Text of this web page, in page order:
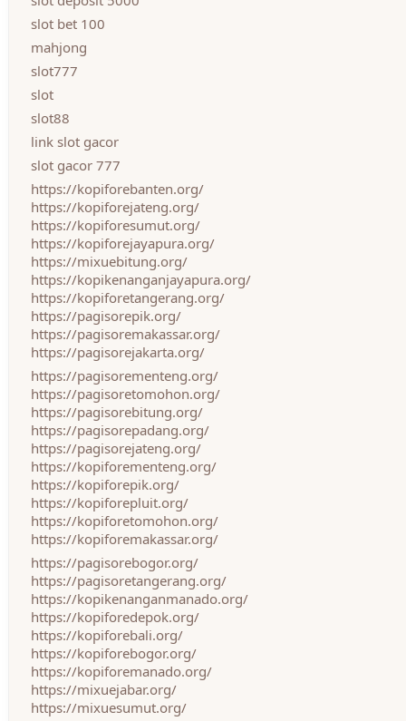
slot bet 100
mahjong
slot777
slot
slot88
link slot gacor
slot gacor 777
https://kopiforebanten.org/
https://kopiforejateng.org/
https://kopiforesumut.org/
https://kopiforejayapura.org/
https://mixuebitung.org/
https://kopikenanganjayapura.org/
https://kopiforetangerang.org/
https://pagisorepik.org/
https://pagisoremakassar.org/
https://pagisorejakarta.org/
https://pagisorementeng.org/
https://pagisoretomohon.org/
https://pagisorebitung.org/
https://pagisorepadang.org/
https://pagisorejateng.org/
https://kopiforementeng.org/
https://kopiforepik.org/
https://kopiforepluit.org/
https://kopiforetomohon.org/
https://kopiforemakassar.org/
https://pagisorebogor.org/
https://pagisoretangerang.org/
https://kopikenanganmanado.org/
https://kopiforedepok.org/
https://kopiforebali.org/
https://kopiforebogor.org/
https://kopiforemanado.org/
https://mixuejabar.org/
https://mixuesumut.org/